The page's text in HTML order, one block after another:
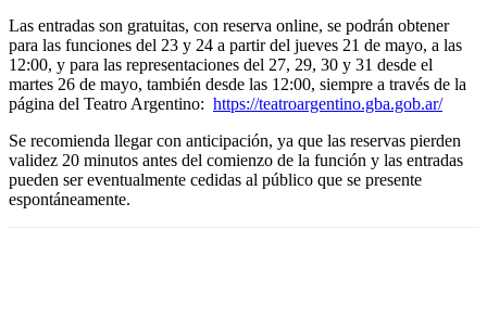
Las entradas son gratuitas, con reserva online, se podrán obtener
para las funciones del 23 y 24 a partir del jueves 21 de mayo, a las
12:00, y para las representaciones del 27, 29, 30 y 31 desde el
martes 26 de mayo, también desde las 12:00, siempre a través de la
página del Teatro Argentino: https://teatroargentino.gba.gob.ar/
Se recomienda llegar con anticipación, ya que las reservas pierden
validez 20 minutos antes del comienzo de la función y las entradas
pueden ser eventualmente cedidas al público que se presente
espontáneamente.